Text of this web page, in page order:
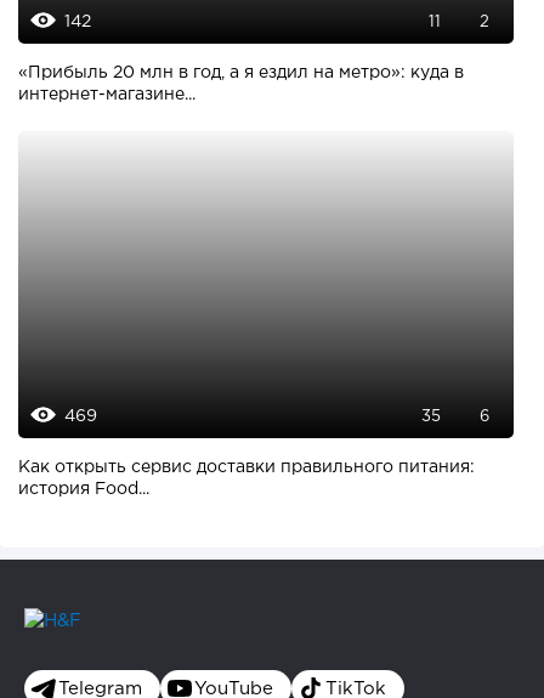
142 2
«Прибыль 20 млн в год, а я ездил на метро»: куда в
интернет-магазине...
469 35 6
Как открыть сервис доставки правильного питания:
история Food...
Telegram YouTube TikTok